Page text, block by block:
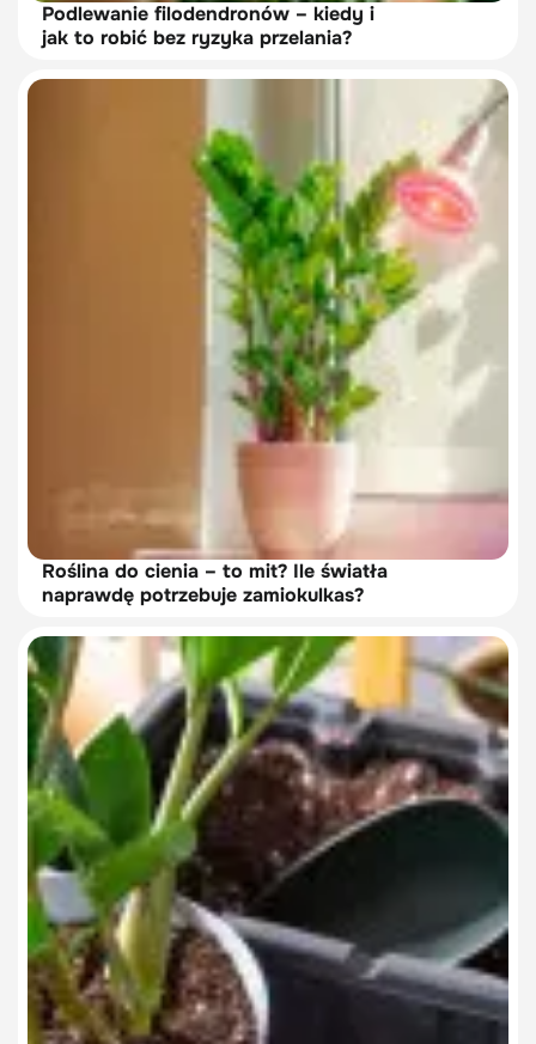
Podlewanie filodendronów – kiedy i
jak to robić bez ryzyka przelania?
Roślina do cienia – to mit? Ile światła
naprawdę potrzebuje zamiokulkas?